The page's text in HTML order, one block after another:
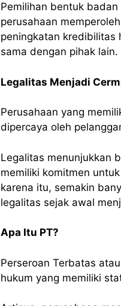
Pemilihan bentuk
perusahaan
peningkatan kredibilitas
sama dengan pihak lain.
Legalitas Menjadi
Perusahaan yang
dipercaya oleh
Legalitas menunjukkan
memiliki komitmen
karena itu, semakin
legalitas sejak awal
Apa Itu PT?
Perseroan Terbatas
hukum yang memiliki